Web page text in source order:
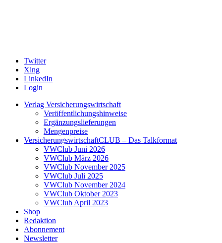
Twitter
Xing
LinkedIn
Login
Verlag Versicherungswirtschaft
Veröffentlichungshinweise
Ergänzungslieferungen
Mengenpreise
VersicherungswirtschaftCLUB – Das Talkformat
VWClub Juni 2026
VWClub März 2026
VWClub November 2025
VWClub Juli 2025
VWClub November 2024
VWClub Oktober 2023
VWClub April 2023
Shop
Redaktion
Abonnement
Newsletter